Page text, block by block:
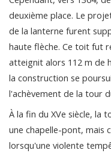
deuxième place. Le
de la lanterne furent
haute flèche. Ce toit fut
atteignit alors 112 m de
la construction se
l'achèvement de la tour
À la fin du XVe siècle, la
une chapelle-pont, mais
lorsqu'une violente